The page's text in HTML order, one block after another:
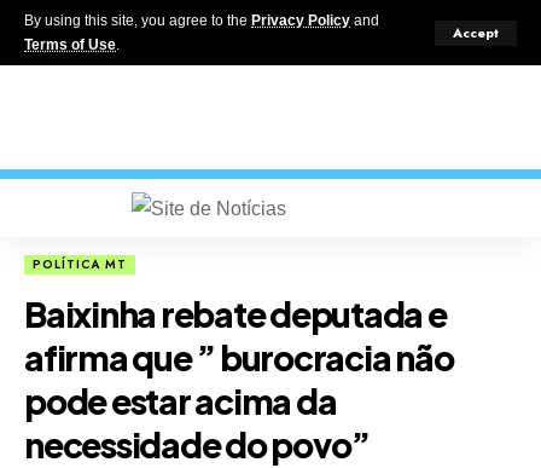
By using this site, you agree to the Privacy Policy and
Terms of Use.
Accept
POLÍTICA MT
Baixinha rebate deputada e
afirma que ” burocracia não
pode estar acima da
necessidade do povo”